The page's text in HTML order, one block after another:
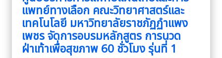
แพทย์ทางเลือก คณะวิทยาศาสตร์และ
เทคโนโลยี มหาวิทยาลัยราชภัฏฏำแพง
เพชร จัดการอบรมหลักสูตร การนวด
ฝ่าเท้าเพื่อสุขภาพ 60 ชั่วโมง รุ่นที่ 1